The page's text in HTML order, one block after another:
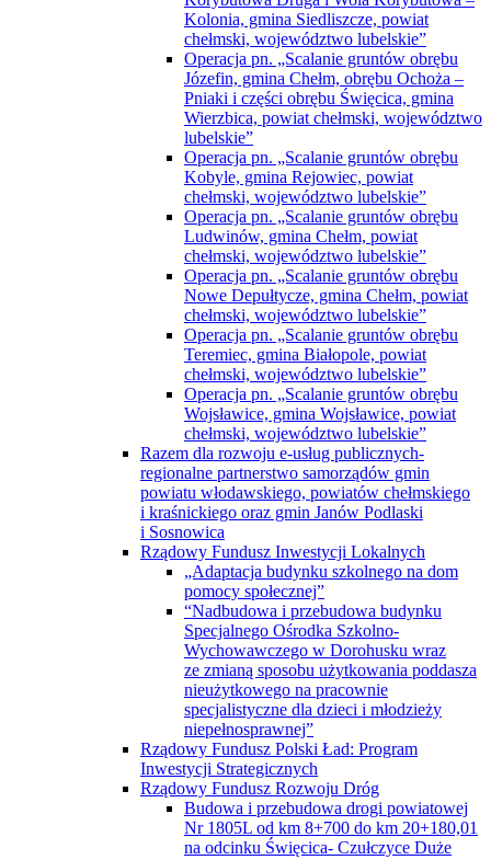
Kolonia, gmina Siedliszcze, powiat
chełmski, województwo lubelskie”
Operacja pn. „Scalanie gruntów obrębu
Józefin, gmina Chełm, obrębu Ochoża –
Pniaki i części obrębu Święcica, gmina
Wierzbica, powiat chełmski, województwo
lubelskie”
Operacja pn. „Scalanie gruntów obrębu
Kobyle, gmina Rejowiec, powiat
chełmski, województwo lubelskie”
Operacja pn. „Scalanie gruntów obrębu
Ludwinów, gmina Chełm, powiat
chełmski, województwo lubelskie”
Operacja pn. „Scalanie gruntów obrębu
Nowe Depułtycze, gmina Chełm, powiat
chełmski, województwo lubelskie”
Operacja pn. „Scalanie gruntów obrębu
Teremiec, gmina Białopole, powiat
chełmski, województwo lubelskie”
Operacja pn. „Scalanie gruntów obrębu
Wojsławice, gmina Wojsławice, powiat
chełmski, województwo lubelskie”
Razem dla rozwoju e-usług publicznych-
regionalne partnerstwo samorządów gmin
powiatu włodawskiego, powiatów chełmskiego
i kraśnickiego oraz gmin Janów Podlaski
i Sosnowica
Rządowy Fundusz Inwestycji Lokalnych
„Adaptacja budynku szkolnego na dom
pomocy społecznej”
“Nadbudowa i przebudowa budynku
Specjalnego Ośrodka Szkolno-
Wychowawczego w Dorohusku wraz
ze zmianą sposobu użytkowania poddasza
nieużytkowego na pracownie
specjalistyczne dla dzieci i młodzieży
niepełnosprawnej”
Rządowy Fundusz Polski Ład: Program
Inwestycji Strategicznych
Rządowy Fundusz Rozwoju Dróg
Budowa i przebudowa drogi powiatowej
Nr 1805L od km 8+700 do km 20+180,01
na odcinku Święcica- Czułczyce Duże